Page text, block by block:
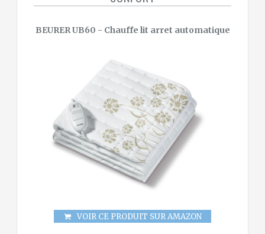
BEURER UB60 - Chauffe lit arret automatique
VOIR CE PRODUIT SUR AMAZON